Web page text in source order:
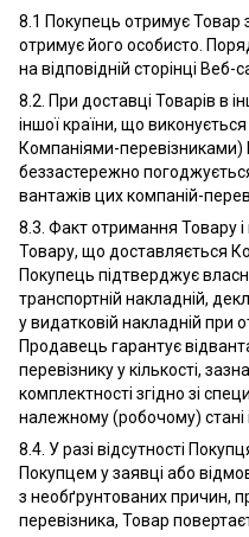
8.1 Покупець отримує Товар
отримує його особисто.
на відповідній сторінці
8.2. При доставці Товарів в
іншої країни, що
Компаніями-перевізниками)
беззастережно
вантажів цих компаній-
8.3. Факт отримання Товару і
Товару, що доставляється
Покупець підтверджує
транспортній накладній,
у видатковій накладній при
Продавець гарантує
перевізнику у кількості,
комплектності згідно зі
належному (робочому) стані і
8.4. У разі відсутності
Покупцем у заявці або
з необґрунтованих причин,
перевізника, Товар